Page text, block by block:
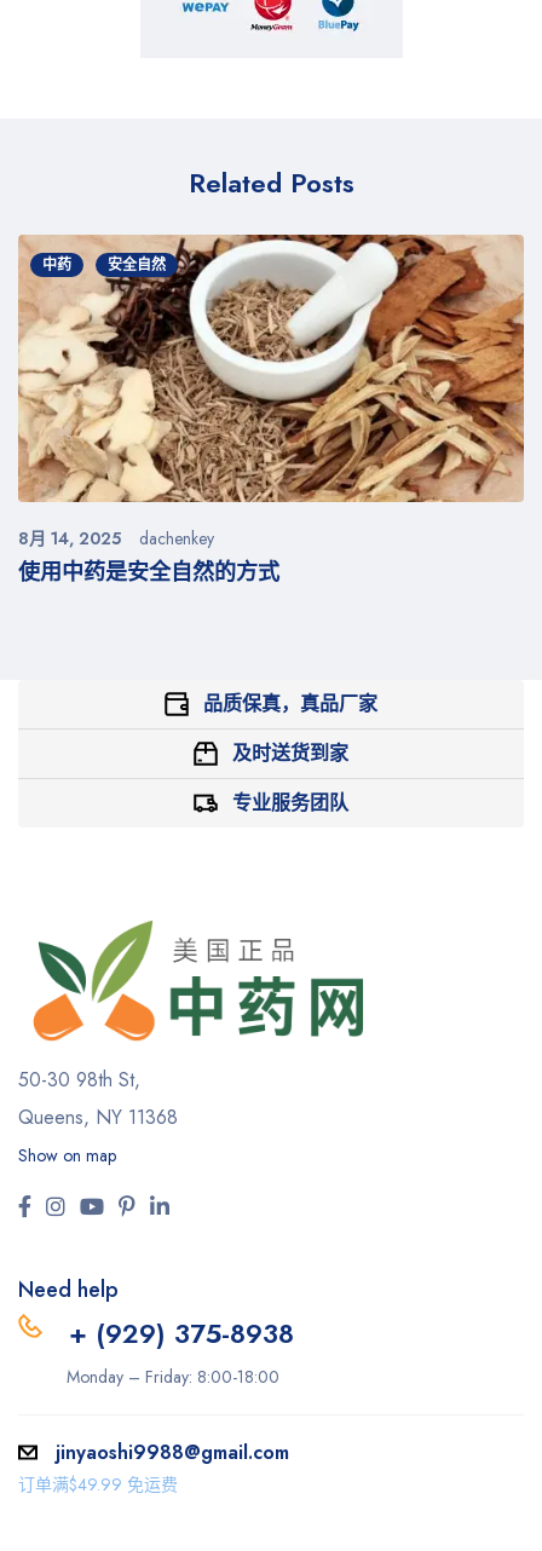
Related Posts
中药 安全自然
使用中药是安全自然的方式
8月 14, 2025 dachenkey
品质保真，真品厂家
及时送货到家
专业服务团队
50-30 98th St,
Queens, NY 11368
Show on map
Need help
+ (929) 375-8938
Monday – Friday: 8:00-18:00
jinyaoshi9988@gmail.com
订单满$49.99 免运费